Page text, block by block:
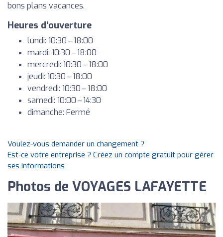
bons plans vacances.
Heures d'ouverture
lundi: 10:30 – 18:00
mardi: 10:30 – 18:00
mercredi: 10:30 – 18:00
jeudi: 10:30 – 18:00
vendredi: 10:30 – 18:00
samedi: 10:00 – 14:30
dimanche: Fermé
Voulez-vous demander un changement ?
Est-ce votre entreprise ? Créez un compte gratuit pour gérer
ses informations
Photos de VOYAGES LAFAYETTE